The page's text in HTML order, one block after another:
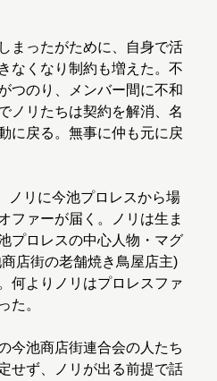
まったがために、自身で活
なくなり制約も増えた。不
つのり、メンバー間に不和
ノリたちは契約を解消、名
に戻る。無事に仲も元に戻
リに今池プロレスから場
ファーが届く。ノリは生ま
プロレスの中心人物・マグ
店街の老舗焼き鳥屋店主)
何よりノリはプロレスファ
た。
今池商店街連合会の人たち
せず、ノリが出る前提で話